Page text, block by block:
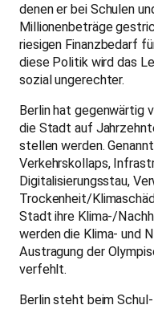
denen er bei Schulen
Millionenbeträge
riesigen Finanzbedarf
diese Politik wird das
sozial ungerechter.
Berlin hat gegenwärtig
die Stadt auf
stellen werden.
Verkehrskollaps,
Digitalisierungsstau,
Trockenheit/
Stadt ihre Klima-/
werden die Klima- und
Austragung der
verfehlt.
Berlin steht beim